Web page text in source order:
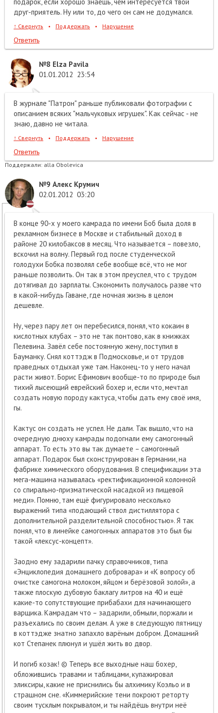
друг-приятель. Ну или то, до чего он сам не додумался.
↑ Свернуть • Поддержать • Нарушение
Ответить
№8 Elza Pavila
01.01.2012 23:54
В журнале "Патрон" раньше публиковали фотографии с
описанием всяких "мальчуковых игрушек". Как сейчас - не
знаю, давно не читала.
↑ Свернуть • Поддержать • Нарушение
Ответить
Поддержали: alla Obolevica
№9 Алекс Крумич
02.01.2012 03:20
В конце 90-х у моего камрада по имени Боб была доля в
рекламном бизнесе в Москве и стабильный доход в
районе 20 килобаксов в месяц. Что называется – повезло,
вскочил на волну. Первый год после студенческой
голодухи Бобка позволял себе вообще всё, что не мог
раньше позволить. Он так в этом преуспел, что с трудом
дотягивал до зарплаты. Сэкономить получалось разве что
в какой-нибудь Гаване, где ночная жизнь в целом
дешевле.
Ну, через пару лет он перебесился, понял, что кокаин в
кислотных клубах – это не так понтово, как в книжках
Пелевина. Завёл себе постоянную жену, поступил в
Бауманку. Снял коттэдж в Подмосковье, и от трудов
праведных отдыхал уже там. Наконец-то у него начал
расти живот. Борис Ефимович вообще-то по природе был
тихий лысеющий еврейский бохер и, если что, мечтал
создать новую породу кактуса, чтобы дать ему своё имя,
гы.
Кактус он создать не успел. Не дали. Так вышло, что на
очередную днюху камрады подогнали ему самогонный
аппарат. То есть это вы так думаете – самогонный
аппарат. Подарок был сконструирован в Германии, на
фабрике химического оборудования. В спецификации эта
мега-машина называлась «ректификационной колонной
со спирально-призматической насадкой из пищевой
меди». Помню, там ещё фигурировало несколько
выражений типа «подающий ствол дистиллятора с
дополнительной разделительной способностью». Я так
понял, что в линейке самогонных аппаратов это был бы
такой «лексус-концепт».
Заодно ему задарили пачку справочников, типа
«Энциклопедия домашнего добровара» и «К вопросу об
очистке самогона молоком, яйцом и берёзовой золой», а
также плоскую дубовую баклагу литров на 40 и ещё
какие-то сопутствующие прибабахи для начинающего
варщика. Камрадам что – задарили, обмыли, поржали и
разъехались по своим делам. А уже в следующую пятницу
в коттэдже знатно запахло варёным добром. Домашний
кот Степанек плюнул и ушёл жить во двор.
И погиб козак! © Теперь все выходные наш бохер,
обложившись травами и таблицами, купажировал
эликсиры, какие не приснились бы алхимику Коэльо и в
страшном сне. «Киммерийские тени покроют реторту
своим тусклым покрывалом, и ты найдёшь внутри неё